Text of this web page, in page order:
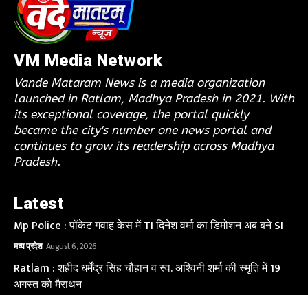
VM Media Network
Vande Mataram News is a media organization
launched in Ratlam, Madhya Pradesh in 2021. With
its exceptional coverage, the portal quickly
became the city's number one news portal and
continues to grow its readership across Madhya
Pradesh.
Latest
Mp Police : पॉकेट गवाह केस में TI दिनेश वर्मा का डिमोशन अब बने SI
मध्य प्रदेश August 6, 2026
Ratlam : शहीद धर्मेंद्र सिंह चौहान व स्व. अश्विनी शर्मा की स्मृति में 19
अगस्त को मैराथन